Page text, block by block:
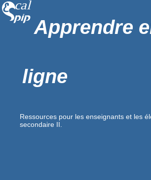
Apprendre
ligne
Ressources pour les enseignants et les
secondaire II.